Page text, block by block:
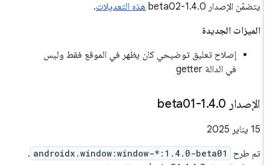
يتضمّن الإصدار 1.4.0-beta02
هذه التعديلات.
الميزات الجديدة
إصلاح تعليق توضيحي كان يظهر في الموقع فقط وليس
في الدالة getter
الإصدار 1 .4.0-beta01
‫15 يناير 2025
تم طرح androidx.window:window-*:1.4.0-beta01
.